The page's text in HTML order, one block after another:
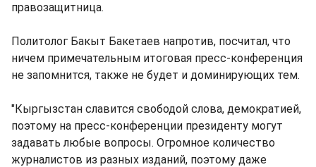
правозащитница.
Политолог Бакыт Бакетаев напротив, посчитал, что
ничем примечательным итоговая пресс-конференция
не запомнится, также не будет и доминирующих тем.
"Кыргызстан славится свободой слова, демократией,
поэтому на пресс-конференции президенту могут
задавать любые вопросы. Огромное количество
журналистов из разных изданий, поэтому даже